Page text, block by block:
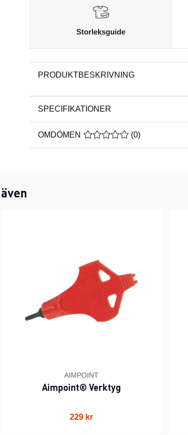
Storleksguide
PRODUKTBESKRIVNING
SPECIFIKATIONER
OMDÖMEN MEDELBETYG 0 AV 5
(0)
AIMPOINT
Aimpoint® Verktyg
229 kr